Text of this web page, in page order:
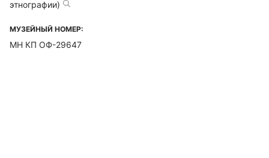
этнографии)
МУЗЕЙНЫЙ НОМЕР:
МН КП ОФ-29647